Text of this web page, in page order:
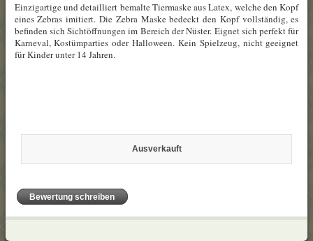
Einzigartige und detailliert bemalte Tiermaske aus Latex, welche den Kopf
eines Zebras imitiert. Die Zebra Maske bedeckt den Kopf vollständig, es
befinden sich Sichtöffnungen im Bereich der Nüster. Eignet sich perfekt für
Karneval, Kostümparties oder Halloween. Kein Spielzeug, nicht geeignet
für Kinder unter 14 Jahren.
Ausverkauft
Bewertung schreiben